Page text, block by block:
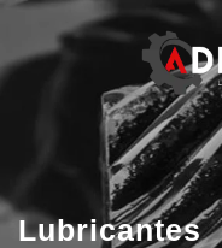
Lubricantes